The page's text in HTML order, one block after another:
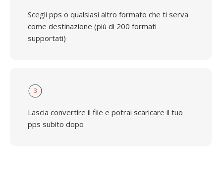
Scegli pps o qualsiasi altro formato che ti serva
come destinazione (più di 200 formati
supportati)
3
Lascia convertire il file e potrai scaricare il tuo
pps subito dopo